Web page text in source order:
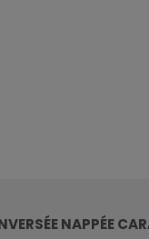
NAPPÉE